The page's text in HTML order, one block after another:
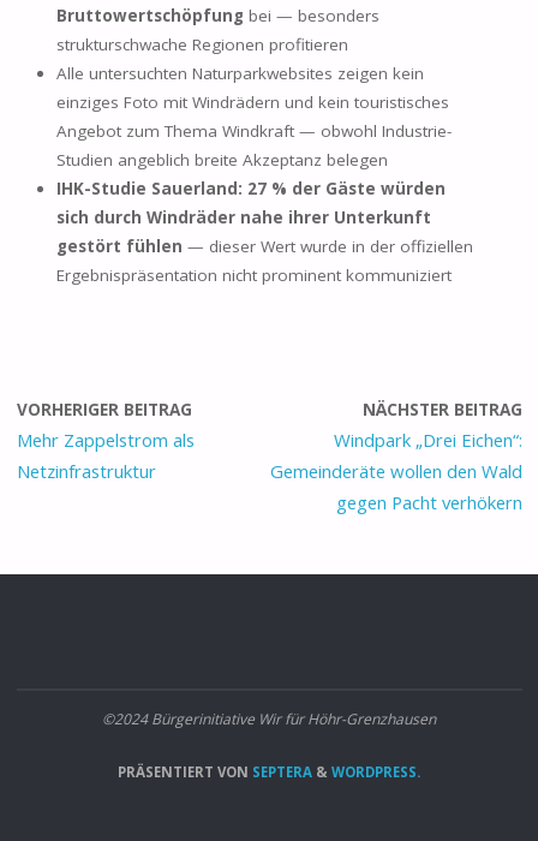
Bruttowertschöpfung bei — besonders
strukturschwache Regionen profitieren
Alle untersuchten Naturparkwebsites zeigen kein
einziges Foto mit Windrädern und kein touristisches
Angebot zum Thema Windkraft — obwohl Industrie-
Studien angeblich breite Akzeptanz belegen
IHK-Studie Sauerland: 27 % der Gäste würden
sich durch Windräder nahe ihrer Unterkunft
gestört fühlen — dieser Wert wurde in der offiziellen
Ergebnispräsentation nicht prominent kommuniziert
VORHERIGER BEITRAG
Mehr Zappelstrom als
Netzinfrastruktur
NÄCHSTER BEITRAG
Windpark „Drei Eichen“:
Gemeinderäte wollen den Wald
gegen Pacht verhökern
©2024 Bürgerinitiative Wir für Höhr-Grenzhausen
PRÄSENTIERT VON SEPTERA & WORDPRESS.